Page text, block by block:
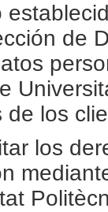
de
de los
los